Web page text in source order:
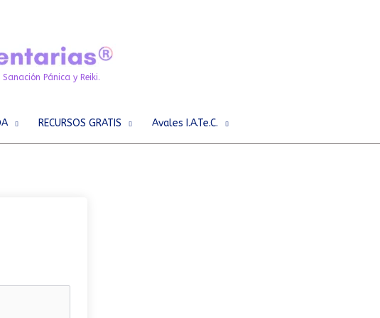
Pánica y Reiki.
RECURSOS GRATIS Avales I.A.Te.C.